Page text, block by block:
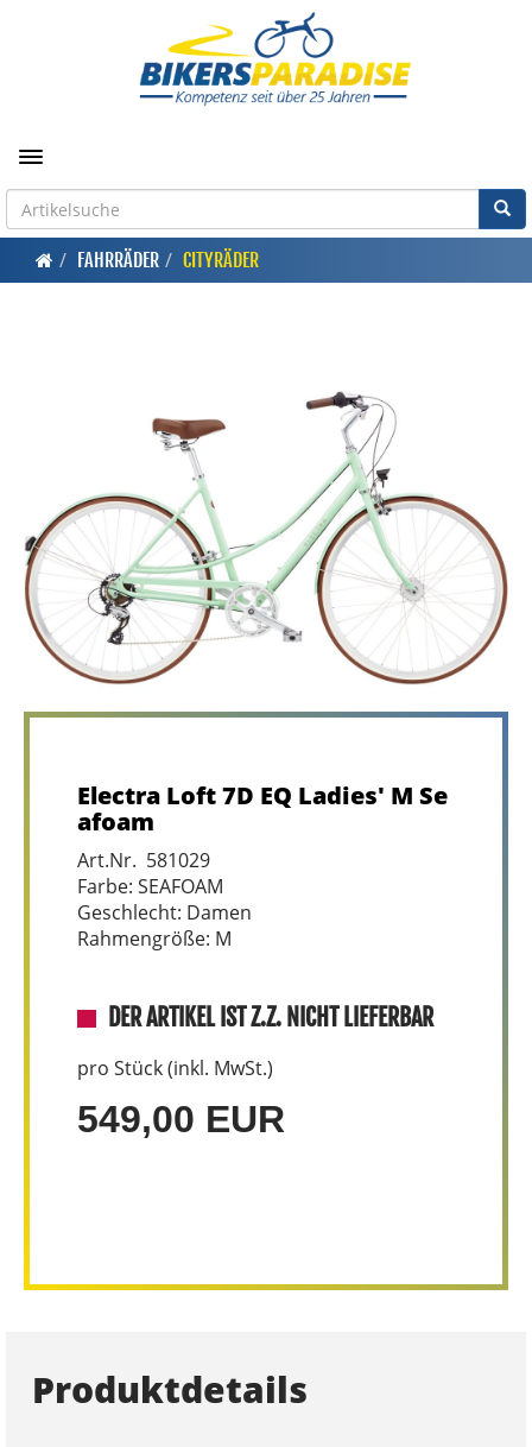
Toggle navigation
FAHRRÄDER CITYRÄDER
Electra Loft 7D EQ Ladies' M Se
afoam
Art.Nr. 581029
Farbe: SEAFOAM
Geschlecht: Damen
Rahmengröße: M
DER ARTIKEL IST Z.Z. NICHT LIEFERBAR
pro Stück (inkl. MwSt.)
549,00 EUR
Produktdetails